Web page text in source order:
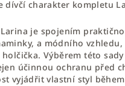
dívčí charakter kompletu
je spojením
a módního vzhledu,
Výběrem této
účinnou ochranu před
vyjádřit vlastní styl